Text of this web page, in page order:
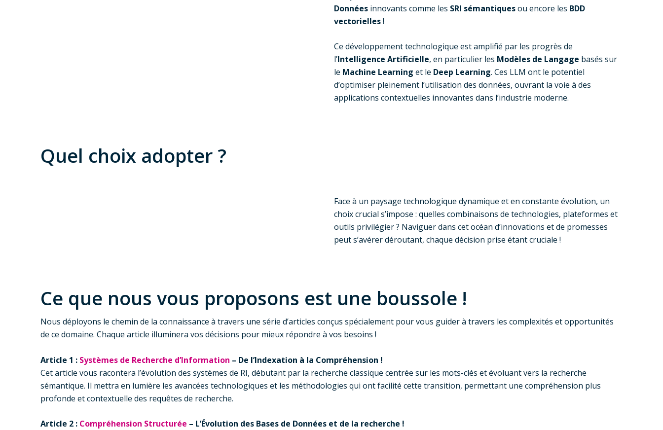
Donnéesinnovants comme les SRI sémantiquesou encore les BDD
vectorielles!
Ce développement technologique est amplifié par les progrès de
l’Intelligence Artificielle, en particulier les Modèles de Langage basés sur
le Machine Learning et le Deep Learning. Ces LLM ont le potentiel
d’optimiser pleinement l’utilisation des données, ouvrant la voie à des
applications contextuelles innovantes dans l’industrie moderne.
Quel choix adopter ?
Face à un paysage technologique dynamique et en constante évolution, un
choix crucial s’impose : quelles combinaisons de technologies, plateformes et
outils privilégier ? Naviguer dans cet océan d’innovations et de promesses
peut s’avérer déroutant, chaque décision prise étant cruciale !
Ce que nous vous proposons est une boussole !
Nous déployons le chemin de la connaissance à travers une série d’articles conçus spécialement pour vous guider à travers les complexités et opportunités
de ce domaine. Chaque article illuminera vos décisions pour mieux répondre à vos besoins !
Article 1 : Systèmes de Recherche d’Information – De l’Indexation à la Compréhension !
Cet article vous racontera l’évolution des systèmes de RI, débutant par la recherche classique centrée sur les mots-clés et évoluant vers la recherche
sémantique. Il mettra en lumière les avancées technologiques et les méthodologies qui ont facilité cette transition, permettant une compréhension plus
profonde et contextuelle des requêtes de recherche.
Article 2 : Compréhension Structurée – L’Évolution des Bases de Données et de la recherche !